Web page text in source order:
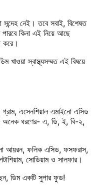
সন্দেহ নেই। তবে সবাই, বিশেষত
পারবে কিনা এই নিয়ে আছে
করে।
খাওয়া স্বাস্থ্যসম্মত এই বিষয়ে
এসেনশিয়াল এমাইনো এসিড
অনেক ধরণের- এ, ডি, ই, বি-২,
আয়রন, ফলিক এসিড, ফসফরাস,
সোডিয়াম ও সালফার।
ডিম একটি সুপার ফুড!